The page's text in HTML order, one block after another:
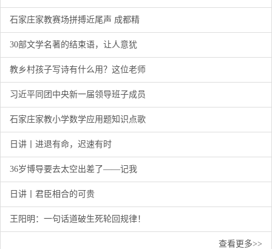
石家庄家教赛场拼搏近尾声 成都精
30部文学名著的结束语，让人意犹
教乡村孩子写诗有什么用？这位老师
习近平同团中央新一届领导班子成员
石家庄家教小学数学应用题知识点歌
日讲丨进退有命，迟速有时
36岁博导要去太空出差了——记我
日讲丨君臣相合的可贵
王阳明：一句话道破生死轮回规律！
查看更多>>